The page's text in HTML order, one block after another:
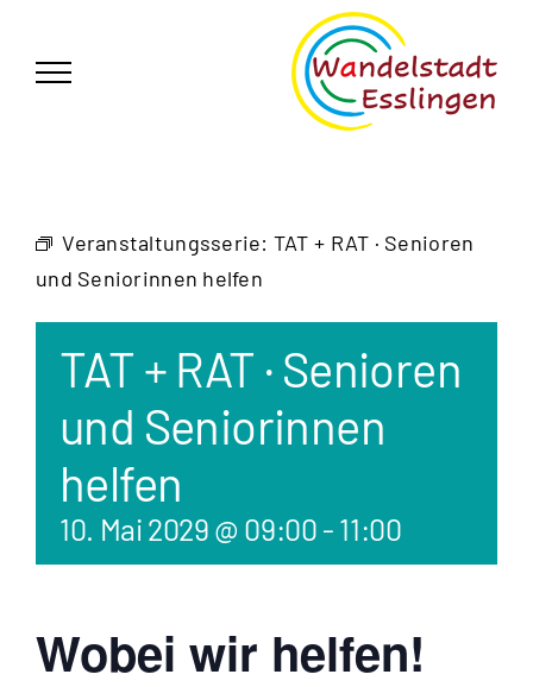
springen
Veranstaltungsserie: TAT + RAT · Senioren
und Seniorinnen helfen
TAT + RAT · Senioren
und Seniorinnen
helfen
10. Mai 2029 @ 09:00 - 11:00
Wobei wir helfen!